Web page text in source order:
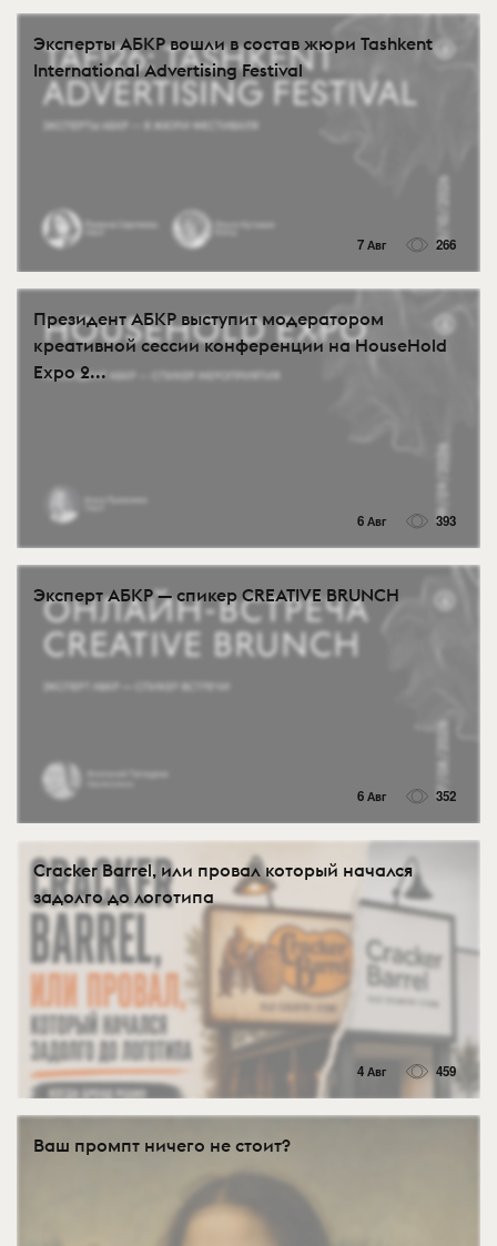
Эксперты АБКР вошли в состав жюри Tashkent
International Advertising Festival
7 Авг 266
Президент АБКР выступит модератором
креативной сессии конференции на HouseHold
Expo 2...
6 Авг 393
Эксперт АБКР — спикер CREATIVE BRUNCH
6 Авг 352
Cracker Barrel, или провал который начался
задолго до логотипа
4 Авг 459
Ваш промпт ничего не стоит?